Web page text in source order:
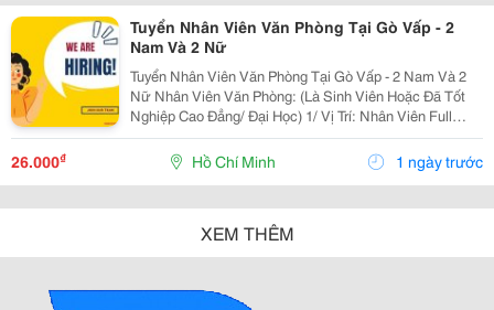
Tuyển Nhân Viên Văn Phòng Tại Gò Vấp - 2
Nam Và 2 Nữ
Tuyển Nhân Viên Văn Phòng Tại Gò Vấp - 2 Nam Và 2
Nữ Nhân Viên Văn Phòng: (Là Sinh Viên Hoặc Đã Tốt
Nghiệp Cao Đẳng/ Đại Học) 1/ Vị Trí: Nhân Viên Full
Time (2 Nam 2 Nữ) Ca Làm: 13:00 Đến 21:00 (1 Tháng
Được Nghỉ Phép 1 Ngày, Và Hưởng Các Ngày...
26.000₫ Hồ Chí Minh 1 ngày trước
XEM THÊM